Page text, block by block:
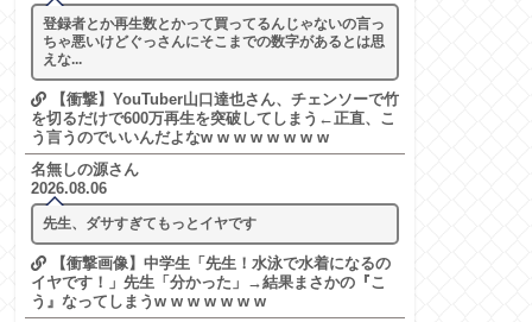
登録者とか再生数とかって買ってるんじゃないの言っ
ちゃ悪いけどぐっさんにそこまでの数字があるとは思
えな...
【衝撃】YouTuber山口達也さん、チェンソーで竹
を切るだけで600万再生を突破してしまう←正直、こ
う言うのでいいんだよなw w w w w w w w
名無しの源さん
2026.08.06
先生、ダサすぎてもっとイヤです
【衝撃画像】中学生「先生！水泳で水着になるの
イヤです！」先生「分かった」→結果まさかの『こ
う』なってしまうw w w w w w w